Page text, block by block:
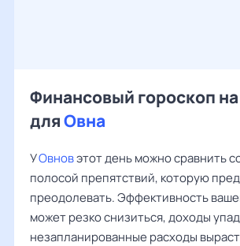
Финансовый гороскоп
дляОвна
УОвновэтот день можно сравнить
полосой препятствий, которую
преодолевать. Эффективность
может резко снизиться, доходы
незапланированные расходы